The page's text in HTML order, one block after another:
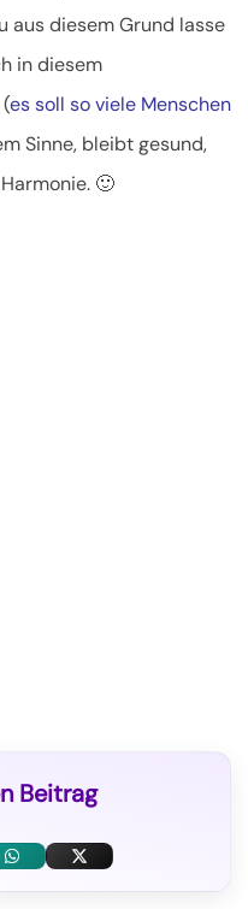
aus diesem Grund lasse
in diesem
es soll so viele Menschen
Sinne, bleibt gesund,
🙂
Beitrag
W
X